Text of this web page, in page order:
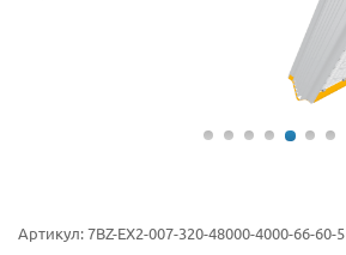
Артикул:7BZ-EX2-007-320-48000-4000-66-60-5